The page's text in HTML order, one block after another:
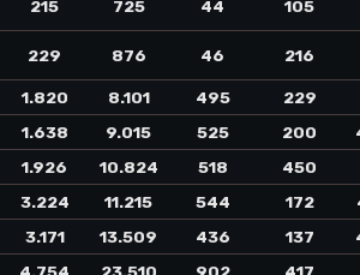
215 725 44
105
229 876 46 216
1.820 8.101 495
229
1.638 9.015 525 200
1.926 10.824 518 450
3.224 11.215 544 172
3.171 13.509 436 137